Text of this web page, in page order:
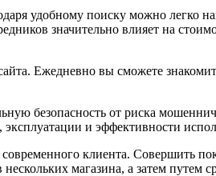
удобному поиску можно легко
значительно влияет на
Ежедневно вы сможете
безопасность от риска
и эффективности
клиента. Совершить
магазина, а затем путем